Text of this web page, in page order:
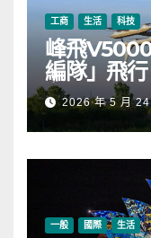
工商 生活 科技
峰飛
編隊」飛
段2026 年 5 月
一般 國際 生活